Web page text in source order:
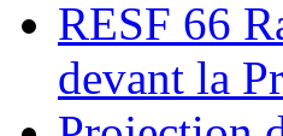
RESF 66
devant la